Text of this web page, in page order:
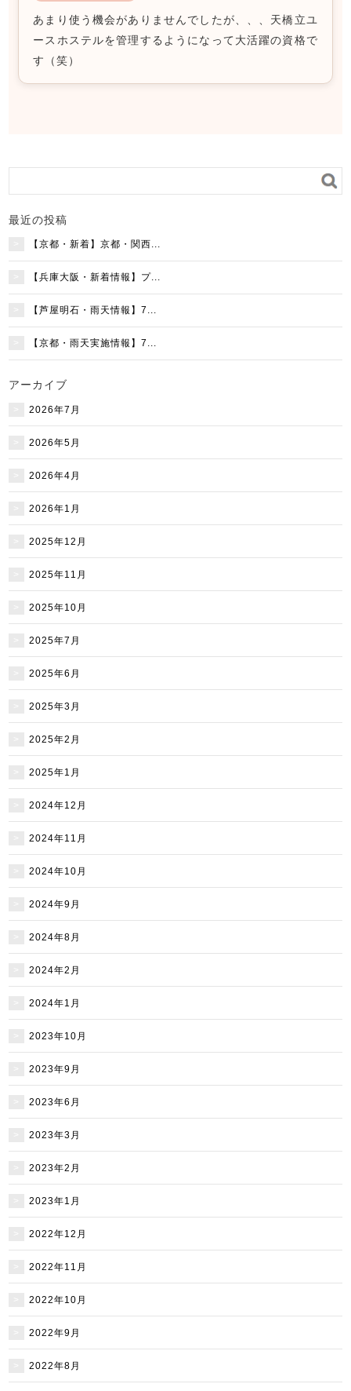
あまり使う機会がありませんでしたが、、、天橋立ユ
ースホステルを管理するようになって大活躍の資格で
す（笑）
最近の投稿
【京都・新着】京都・関西...
【兵庫大阪・新着情報】プ...
【芦屋明石・雨天情報】7...
【京都・雨天実施情報】7...
アーカイブ
2026年7月
2026年5月
2026年4月
2026年1月
2025年12月
2025年11月
2025年10月
2025年7月
2025年6月
2025年3月
2025年2月
2025年1月
2024年12月
2024年11月
2024年10月
2024年9月
2024年8月
2024年2月
2024年1月
2023年10月
2023年9月
2023年6月
2023年3月
2023年2月
2023年1月
2022年12月
2022年11月
2022年10月
2022年9月
2022年8月